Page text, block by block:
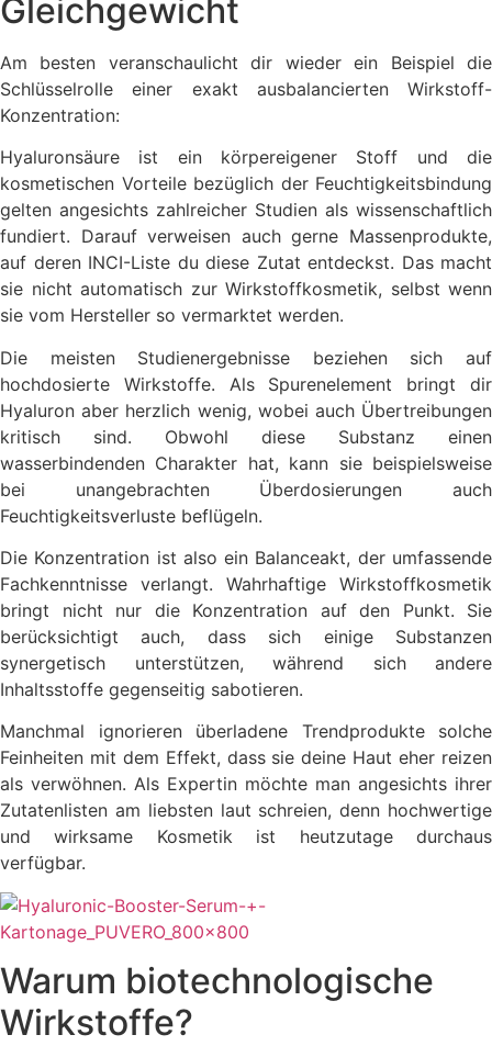
Gleichgewicht
Am besten veranschaulicht dir wieder ein Beispiel die
Schlüsselrolle einer exakt ausbalancierten Wirkstoff-
Konzentration:
Hyaluronsäure ist ein körpereigener Stoff und die
kosmetischen Vorteile bezüglich der Feuchtigkeitsbindung
gelten angesichts zahlreicher Studien als wissenschaftlich
fundiert. Darauf verweisen auch gerne Massenprodukte,
auf deren INCI-Liste du diese Zutat entdeckst. Das macht
sie nicht automatisch zur Wirkstoffkosmetik, selbst wenn
sie vom Hersteller so vermarktet werden.
Die meisten Studienergebnisse beziehen sich auf
hochdosierte Wirkstoffe. Als Spurenelement bringt dir
Hyaluron aber herzlich wenig, wobei auch Übertreibungen
kritisch sind. Obwohl diese Substanz einen
wasserbindenden Charakter hat, kann sie beispielsweise
bei unangebrachten Überdosierungen auch
Feuchtigkeitsverluste beflügeln.
Die Konzentration ist also ein Balanceakt, der umfassende
Fachkenntnisse verlangt. Wahrhaftige Wirkstoffkosmetik
bringt nicht nur die Konzentration auf den Punkt. Sie
berücksichtigt auch, dass sich einige Substanzen
synergetisch unterstützen, während sich andere
Inhaltsstoffe gegenseitig sabotieren.
Manchmal ignorieren überladene Trendprodukte solche
Feinheiten mit dem Effekt, dass sie deine Haut eher reizen
als verwöhnen. Als Expertin möchte man angesichts ihrer
Zutatenlisten am liebsten laut schreien, denn hochwertige
und wirksame Kosmetik ist heutzutage durchaus
verfügbar.
Warum biotechnologische
Wirkstoffe?